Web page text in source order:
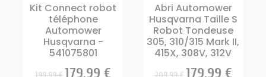
Kit Connect robot
téléphone
Automower
Husqvarna -
541075801
Prix
199,99 €Prix
179,99 €
Abri Automower
Husqvarna Taille S
Robot Tondeuse
305, 310/315 Mark II,
415X, 308V, 312V
Prix
209,99 € Prix
179,99 €